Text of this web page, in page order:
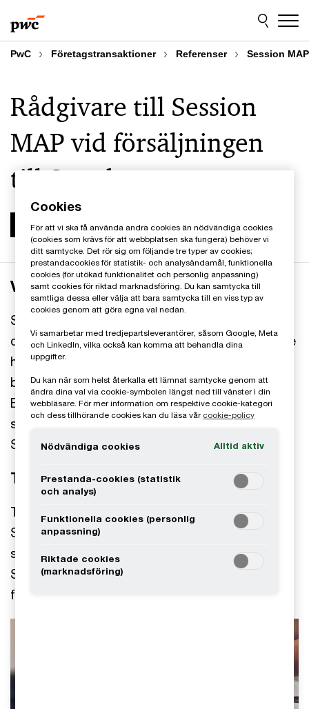
to
content
to
footer
PwC Företagstransaktioner Referenser Session MAP
Rådgivare till Session
MAP vid försäljningen
till Storskogen
Verksamheten
Session MAP grundades 2009 och är en ledande
distributör av ett utvalt sortiment av framstående
hårvårdsprodukter. Varumärkesportföljen består
bland annat av varumärkena Kevin Murphy, K18,
Eleven Australia, Omniblonde och Living Proof,
som säljs till frisörsalonger runt om i Sverige.
Session MAP har sitt huvudkontor i Uddevalla.
Transaktionen
Transaktionen undertecknades i mars 2022 med
Storskogen som köpare. Storskogen är ett
svenskt investeringsbolag listat på Nasdaq
Stockholm med en bolagsportfölj på över 100
fristående bolag.
Cookies
För att vi ska få använda andra cookies än nödvändiga cookies
(cookies som krävs för att webbplatsen ska fungera) behöver vi
ditt samtycke. Det rör sig om följande tre typer av cookies;
prestandacookies för statistik- och analysändamål, funktionella
cookies (för utökad funktionalitet och personlig anpassning)
samt cookies för riktad marknadsföring. Du kan samtycka till
samtliga dessa eller välja att bara samtycka till en viss typ av
cookies genom att göra egna val nedan.
Vi samarbetar med tredjepartsleverantörer, såsom Google, Meta
och LinkedIn, vilka också kan komma att behandla dina
uppgifter.
Du kan när som helst återkalla ett lämnat samtycke genom att
ändra dina val via cookie-symbolen längst ned till vänster i din
webbläsare. För mer information om respektive cookie-kategori
och dess tillhörande cookies kan du läsa vår cookie-policy
Nödvändiga cookies Alltid aktiv
Prestanda-cookies (statistik
och analys)
Funktionella cookies (personlig
anpassning)
Riktade cookies
(marknadsföring)